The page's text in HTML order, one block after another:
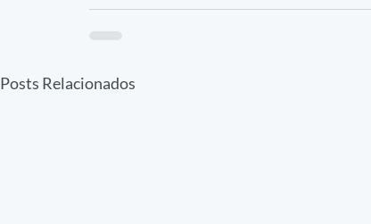
Posts Relacionados